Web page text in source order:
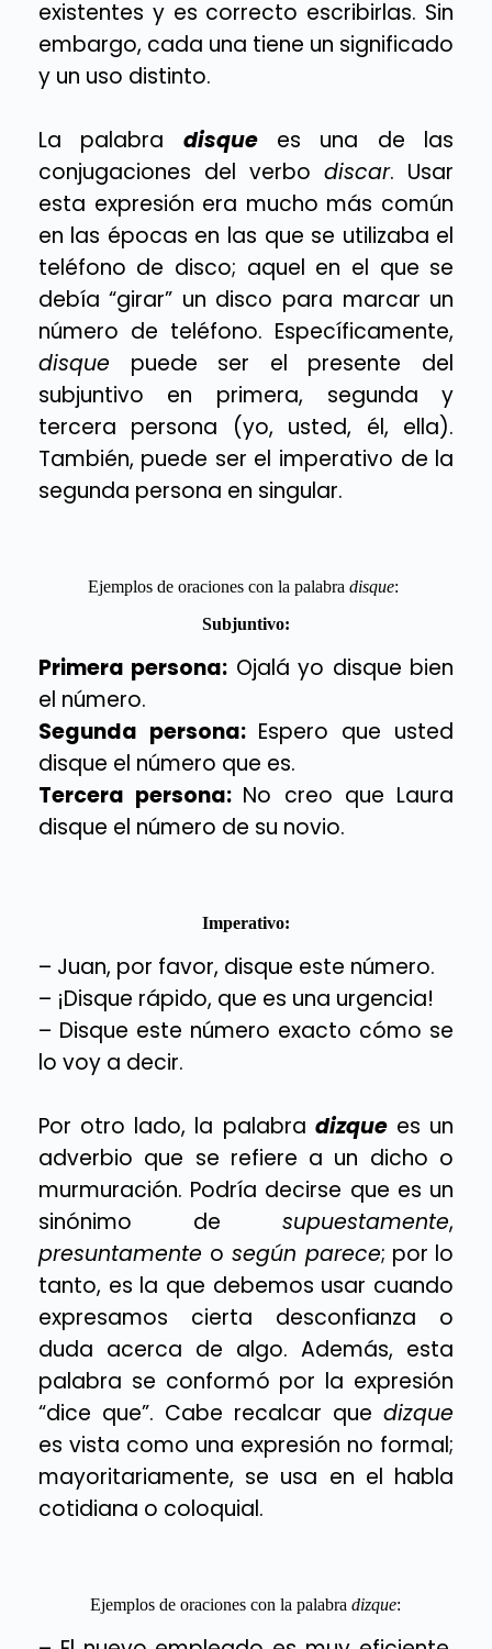
existentes y es correcto escribirlas. Sin
embargo, cada una tiene un significado
y un uso distinto.
La palabra disquees una de las
conjugaciones del verbodiscar. Usar
esta expresión era mucho más común
en las épocas en las que se utilizaba el
teléfono de disco; aquel en el que se
debía “girar” un disco para marcar un
número de teléfono. Específicamente,
disque puede ser el presente del
subjuntivo en primera, segunda y
tercera persona (yo, usted, él, ella).
También, puede ser el imperativo de la
segunda persona en singular.
Ejemplos de oraciones con la palabradisque:
Subjuntivo:
Primera persona: Ojalá yo disque bien
el número.
Segunda persona:Espero que usted
disque el número que es.
Tercera persona: No creo que Laura
disque el número de su novio.
Imperativo:
– Juan, por favor, disque este número.
– ¡Disque rápido, que es una urgencia!
– Disque este número exacto cómo se
lo voy a decir.
Por otro lado, la palabra dizquees un
adverbio que se refiere a un dicho o
murmuración. Podría decirse que es un
sinónimo desupuestamente,
presuntamente o según parece; por lo
tanto, es la que debemos usar cuando
expresamos cierta desconfianza o
duda acerca de algo. Además, esta
palabra se conformó por la expresión
“dice que”. Cabe recalcar quedizque
es vista como una expresión no formal;
mayoritariamente, se usa en el habla
cotidiana o coloquial.
Ejemplos de oraciones con la palabradizque: